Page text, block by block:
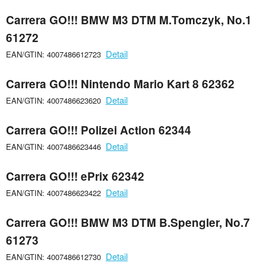
Carrera GO!!! BMW M3 DTM M.Tomczyk, No.1
61272
EAN/GTIN: 4007486612723 Detail
Carrera GO!!! Nintendo Mario Kart 8 62362
EAN/GTIN: 4007486623620 Detail
Carrera GO!!! Polizei Action 62344
EAN/GTIN: 4007486623446 Detail
Carrera GO!!! ePrix 62342
EAN/GTIN: 4007486623422 Detail
Carrera GO!!! BMW M3 DTM B.Spengler, No.7
61273
EAN/GTIN: 4007486612730 Detail